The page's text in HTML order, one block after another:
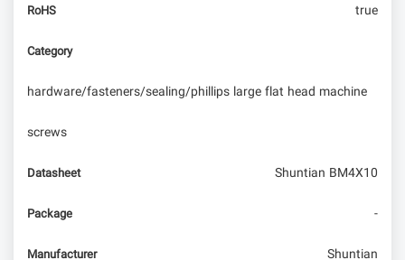
RoHS true
Category
hardware/fasteners/sealing/phillips large flat head machine
screws
Datasheet Shuntian BM4X10
Package -
Manufacturer Shuntian